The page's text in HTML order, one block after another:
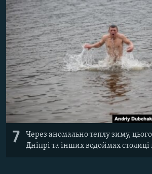
7
Через аномально теплу зиму,
Дніпрі та інших водоймах